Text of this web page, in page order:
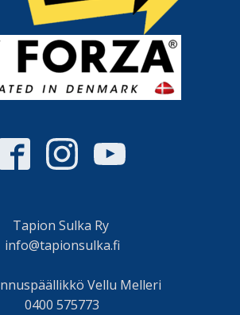
Tapion Sulka Ry
info@tapionsulka.fi
Vellu Melleri
0400 575773